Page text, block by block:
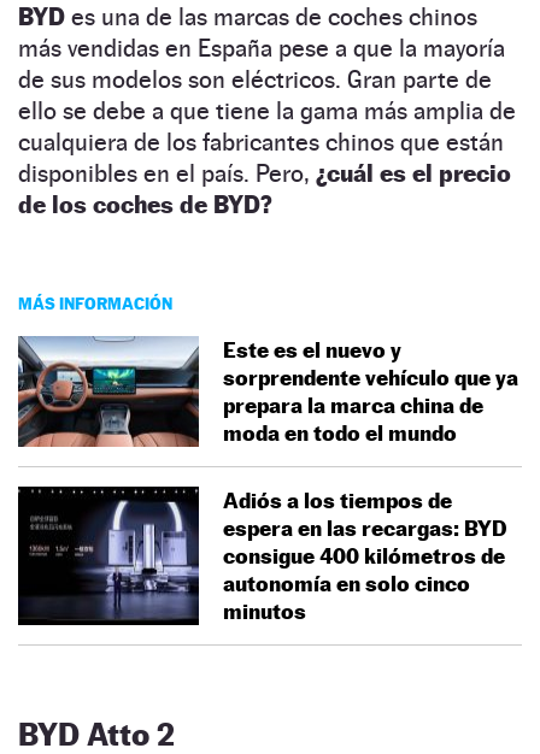
BYD es una de las marcas de coches chinos
más vendidas en España pese a que la mayoría
de sus modelos son eléctricos. Gran parte de
ello se debe a que tiene la gama más amplia de
cualquiera de los fabricantes chinos que están
disponibles en el país. Pero, ¿cuál es el precio
de los coches de BYD?
MÁS INFORMACIÓN
Este es el nuevo y
sorprendente vehículo que ya
prepara la marca china de
moda en todo el mundo
Adiós a los tiempos de
espera en las recargas: BYD
consigue 400 kilómetros de
autonomía en solo cinco
minutos
BYD Atto 2